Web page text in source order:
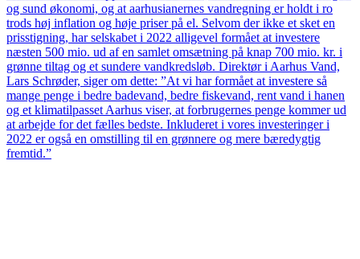
og sund økonomi, og at aarhusianernes vandregning er holdt i ro
trods høj inflation og høje priser på el. Selvom der ikke et sket en
prisstigning, har selskabet i 2022 alligevel formået at investere
næsten 500 mio. ud af en samlet omsætning på knap 700 mio. kr. i
grønne tiltag og et sundere vandkredsløb. Direktør i Aarhus Vand,
Lars Schrøder, siger om dette: ”At vi har formået at investere så
mange penge i bedre badevand, bedre fiskevand, rent vand i hanen
og et klimatilpasset Aarhus viser, at forbrugernes penge kommer ud
at arbejde for det fælles bedste. Inkluderet i vores investeringer i
2022 er også en omstilling til en grønnere og mere bæredygtig
fremtid.”